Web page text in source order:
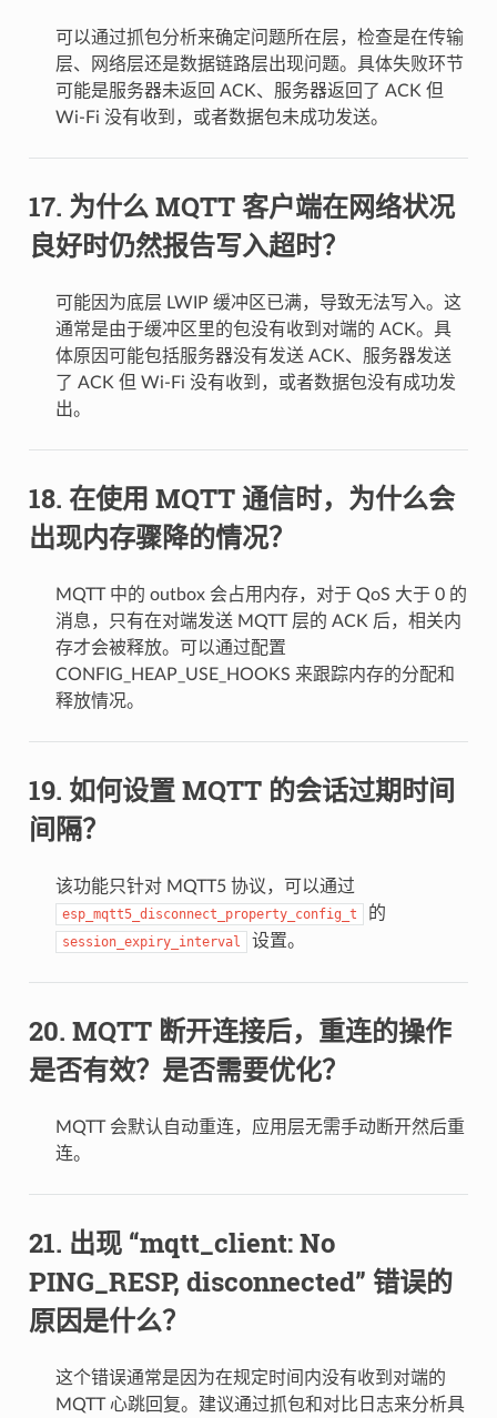
可以通过抓包分析来确定问题所在层，检查是在传输
层、网络层还是数据链路层出现问题。具体失败环节
可能是服务器未返回 ACK、服务器返回了 ACK 但
Wi-Fi 没有收到，或者数据包未成功发送。
为什么 MQTT 客户端在网络状况
良好时仍然报告写入超时？
可能因为底层 LWIP 缓冲区已满，导致无法写入。这
通常是由于缓冲区里的包没有收到对端的 ACK。具
体原因可能包括服务器没有发送 ACK、服务器发送
了 ACK 但 Wi-Fi 没有收到，或者数据包没有成功发
出。
在使用 MQTT 通信时，为什么会
出现内存骤降的情况？
MQTT 中的 outbox 会占用内存，对于 QoS 大于 0 的
消息，只有在对端发送 MQTT 层的 ACK 后，相关内
存才会被释放。可以通过配置
CONFIG_HEAP_USE_HOOKS 来跟踪内存的分配和
释放情况。
如何设置 MQTT 的会话过期时间
间隔？
该功能只针对 MQTT5 协议，可以通过
esp_mqtt5_disconnect_property_config_t 的
session_expiry_interval 设置。
MQTT 断开连接后，重连的操作
是否有效？是否需要优化？
MQTT 会默认自动重连，应用层无需手动断开然后重
连。
出现 “mqtt_client: No
PING_RESP, disconnected” 错误的
原因是什么？
这个错误通常是因为在规定时间内没有收到对端的
MQTT 心跳回复。建议通过抓包和对比日志来分析具